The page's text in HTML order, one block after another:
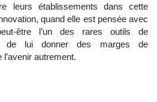
leurs établissements dans cette
quand elle est pensée avec
être l’un des rares outils de
de lui donner des marges de
autrement.